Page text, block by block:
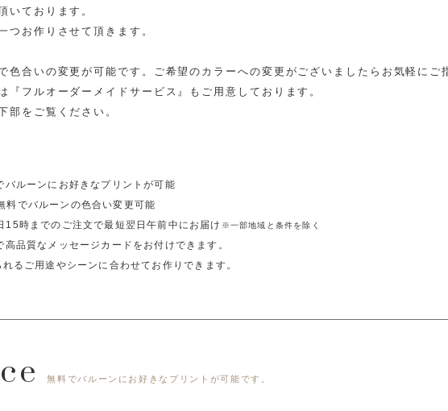
いております。
つお作りさせて頂きます。
色合いの変更が可能です。ご希望のカラーへの変更がございましたらお気軽にご
『フルオーダーメイドサービス』もご用意しております。
部をご覧ください。
バルーンにお好きなプリントが可能
料でバルーンの色合い変更可能
15時までのご注文で最短翌日午前中にお届け ※一部地域と条件を除く
高品質なメッセージカードをお付けできます。
るご用途やシーンに合わせてお作りできます。
無料でバルーンにお好きなプリントが可能です。